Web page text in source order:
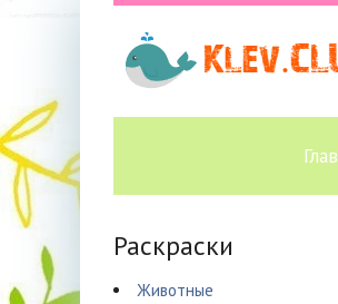
Раскраски
Животные